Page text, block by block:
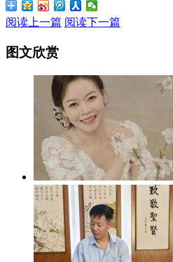
阅读上一篇 阅读下一篇
图文欣赏